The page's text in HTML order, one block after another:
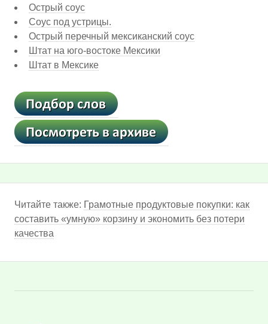
Острый соус
Соус под устрицы.
Острый перечный мексиканский соус
Штат на юго-востоке Мексики
Штат в Мексике
Читайте также: Грамотные продуктовые покупки: как
составить «умную» корзину и экономить без потери
качества